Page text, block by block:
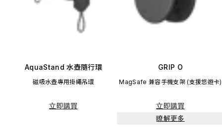
AquaStand 水壺隨行環
磁吸水壺專用掛繩吊環
立即購買
GRIP O
MagSafe 兼容手機支架 (支援悠遊卡)
立即購買
瞭解更多